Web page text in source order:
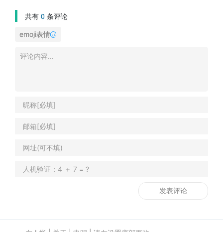
共有 0 条评论
emoji表情